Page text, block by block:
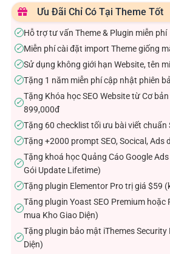
Ưu Đãi Chỉ Có Tại Theme Tốt
✓Hỗ trợ tư vấn Theme & Plugin miễn phí
✓Miễn phí cài đặt import Theme giống
✓Sử dụng không giới hạn Website, tên
✓Tặng 1 năm miễn phí cập nhật phiên
✓
Tặng Khóa học SEO Website từ Cơ
899,000đ
✓Tặng 60 checklist tối ưu bài viết chuẩn
✓Tặng +2000 prompt SEO, Socical, Ads
✓
Tặng khoá học Quảng Cáo Google
Gói Update Lifetime)
✓Tặng plugin Elementor Pro trị giá $59
✓
Tăng plugin Yoast SEO Premium hoặc
mua Kho Giao Diện)
✓
Tặng plugin bảo mật iThemes Security
Diện)